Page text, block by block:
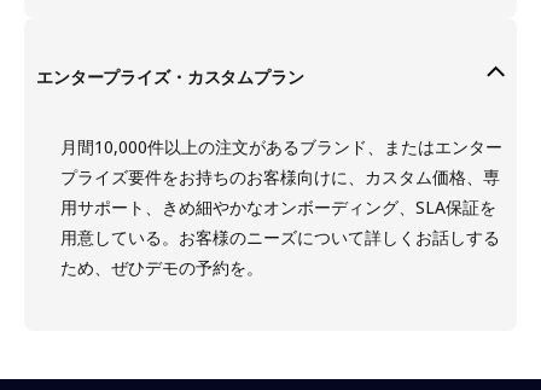
エンタープライズ・カスタムプラン
月間10,000件以上の注文があるブランド、またはエンター
プライズ要件をお持ちのお客様向けに、カスタム価格、専
用サポート、きめ細やかなオンボーディング、SLA保証を
用意している。お客様のニーズについて詳しくお話しする
ため、ぜひデモの予約を。